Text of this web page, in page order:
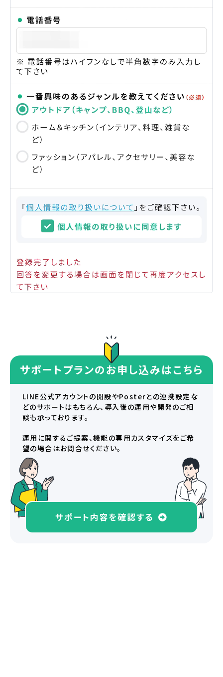
サポートプランのお申し込みはこちら
LINE公式アカウントの開設やPosterとの連携設定な
どのサポートはもちろん、導入後の運用や開発のご相
談も承っております。
運用に関するご提案、機能の専用カスタマイズをご希
望の場合はお問合せください。
サポート内容を確認する